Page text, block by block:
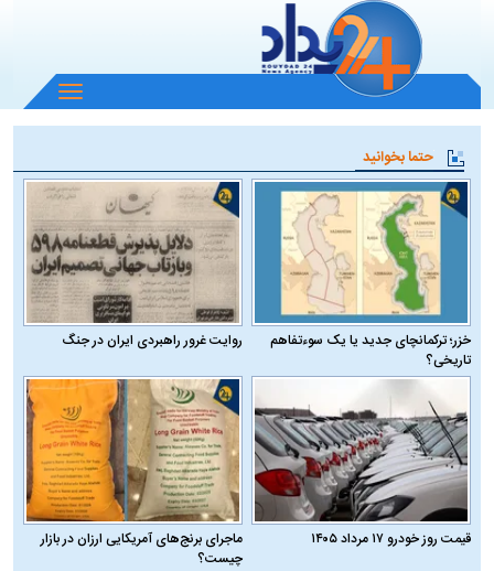
باز
و
منو
حتما بخوانید
خزر؛ ترکمانچای جدید یا یک سوءتفاهم
تاریخی؟
روایت غرور راهبردی ایران در جنگ
قیمت روز خودرو ۱۷ مرداد ۱۴۰۵
ماجرای برنج‌های آمریکایی ارزان در بازار
چیست؟